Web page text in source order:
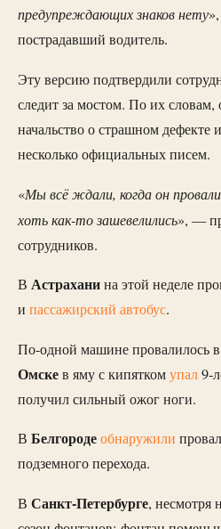
предупреждающих знаков нету
пострадавший водитель.
Эту версию подтвердили
следит за мостом. По их
начальство о страшном дефекте
несколько официальных писем.
«Мы всё ждали, когда он
хоть как-то зашевелились», —
сотрудников.
В Астраханина этой неделе
и пассажирский автобус.
По-одной машине провалилось в
Омскев яму с кипяткомупал9-
получил сильный ожог ноги.
В Белгородеобнаружили
подземного перехода.
В Санкт-Петербурге, несмотря